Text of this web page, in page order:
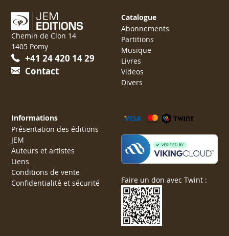
Chemin de Clon 14
1405 Pomy
+41 24 420 14 29
Contact
Catalogue
Abonnements
Partitions
Musique
Livres
Videos
Divers
Informations
Présentation des éditions
JEM
Auteurs et artistes
Liens
Conditions de vente
Confidentialité et sécurité
Faire un don avec Twint :